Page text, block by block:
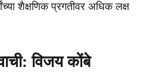
शैक्षणिक प्रगतीवर अधिक लक्ष
विजय कोंबे